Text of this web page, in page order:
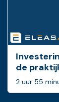
de
2 uur 55